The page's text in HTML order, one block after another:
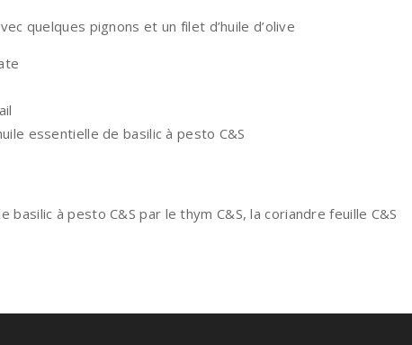
quelques pignons et un filet d’huile d’olive
essentielle de basilic à pesto C&S
basilic à pesto C&S par le thym C&S, la coriandre feuille C&S